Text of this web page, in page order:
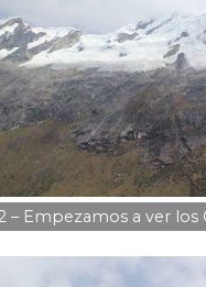
– Empezamos a ver los